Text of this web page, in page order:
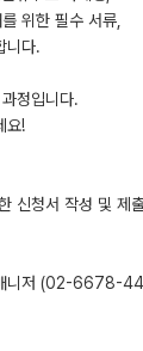
위한 필수 서류,
니다.
정입니다.
요!
신청서 작성 및 제
니저 (02-6678-